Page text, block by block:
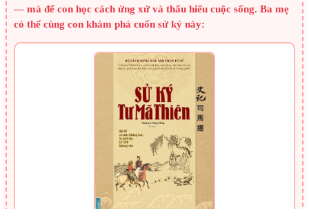
— mà để con học cách ứng xử và thấu hiểu cuộc sống. Ba mẹ
có thể cùng con khám phá cuốn sử ký này: